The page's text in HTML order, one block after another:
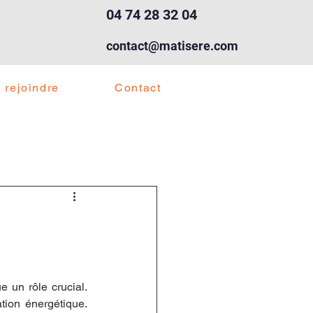
04 74 28 32 04
contact@matisere.com
rejoindre Contact
un rôle crucial.
énergétique.